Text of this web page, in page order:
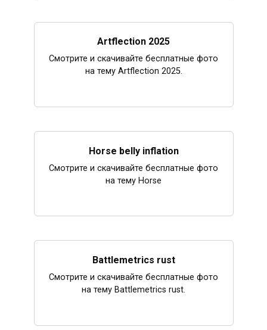
Artflection 2025
Смотрите и скачивайте бесплатные фото
на тему Artflection 2025.
Horse belly inflation
Смотрите и скачивайте бесплатные фото
на тему Horse
Battlemetrics rust
Смотрите и скачивайте бесплатные фото
на тему Battlemetrics rust.